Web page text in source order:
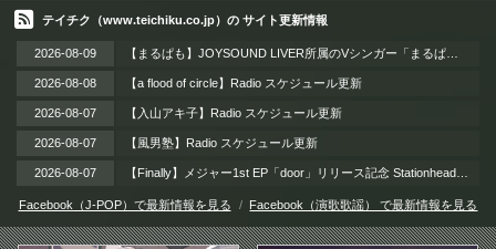
テイチク（www.teichiku.co.jp）の サイト更新情報
2026-08-09 【まるぱも】JOYSOUND LIVER所属のVシンガー「まるぱも」、オリジナル曲『HALLUCINATION?』2026年8月26日（水）初メジャー配信リリース!!
2026-08-08 【a flood of circle】Radio スケジュール更新
2026-08-07 【入山アキ子】Radio スケジュール更新
2026-08-07 【風男塾】Radio スケジュール更新
2026-08-07 【Finally】メジャー1st EP「door」リリース記念 Stationheadリスニングパーティー 開催！ / 2026年8月12日（水）
Facebook（J-POP）で最新情報を見る Facebook（演歌歌謡） で最新情報を見る